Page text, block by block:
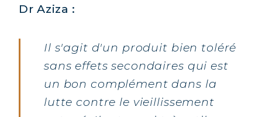
COLLAGÈNE POUR CHEVEUX :
COLLAGÈNE : SOULAGEZ DOULEURS
& ARTICULATIONS
COLLAGÈNE : BOOSTEZ VOTRE
IMMUNITÉ NATURELLEMENT
Dr Aziza :
Il s'agit d'un produit bien toléré
sans effets secondaires qui est
un bon complément dans la
lutte contre le vieillissement